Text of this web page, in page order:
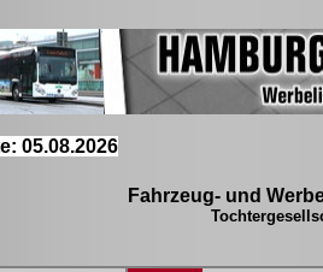
05.08.2026
Fahrzeug- und